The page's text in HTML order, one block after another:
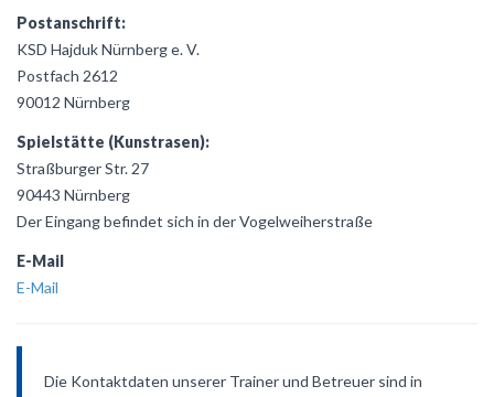
Postanschrift:
KSD Hajduk Nürnberg e. V.
Postfach 2612
90012 Nürnberg
Spielstätte (Kunstrasen):
Straßburger Str. 27
90443 Nürnberg
Der Eingang befindet sich in der Vogelweiherstraße
E-Mail
E-Mail
Die Kontaktdaten unserer Trainer und Betreuer sind in